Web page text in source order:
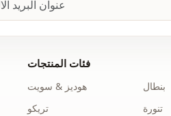
تفاصيل
فئات المنتجات
هوديز & سويت
تريكو
بنطال
تنورة